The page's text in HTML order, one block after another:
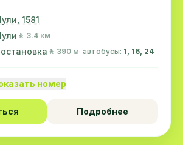
1581
🚶 3.4 км
🚶 390 м· автобусы: 1, 16, 24
номер
Подробнее